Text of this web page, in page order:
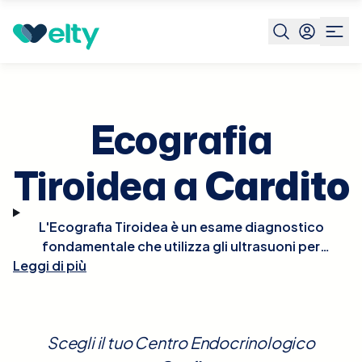
Prenota visita Cardito
Ecografia
Tiroidea aCardito
L'Ecografia Tiroidea è un esame diagnostico
fondamentale che utilizza gli ultrasuoni per
esaminare la ghiandola tiroidea e identificare
come il gozzo, le tiroiditi o il cancro alla tiroide. È un
Leggi di più
Scegli il tuo Centro Endocrinologico